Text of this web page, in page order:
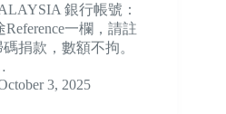
銀行帳號：
一欄，請註
捐款，數額不拘。
3, 2025